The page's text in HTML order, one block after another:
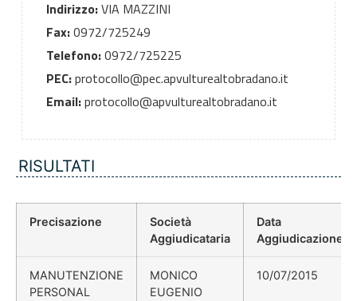
Indirizzo:VIA MAZZINI
Fax:0972/725249
Telefono:0972/725225
PEC:protocollo@pec.apvulturealtobradano.it
Email:protocollo@apvulturealtobradano.it
RISULTATI
Precisazione
Società
Aggiudicataria
Data
Aggiudicazione
MANUTENZIONE
PERSONAL
MONICO
EUGENIO
10/07/2015